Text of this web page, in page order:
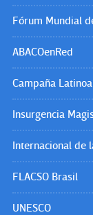
Fórum Mundial
ABACOenRed
Campaña
Insurgencia
Internacional de
FLACSO Brasil
UNESCO